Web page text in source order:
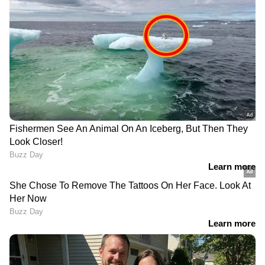
കുവൈത്തിൽ സുരക്ഷാ
പരിശോധന ശക്തം;
താമസ-തൊഴിൽ
നിയമലംഘനങ്ങൾക്ക് 48
പ്രവാസികൾ അറസ്റ്റിൽ
'സ്ഫിങ്ക്‌സി’നെ ഓർമ്മിപ്പിച്ച്
ഹാഇലിലെ 'അബുൽ
ഹൗൾ' പർവ്വതം; അജാ
പർവ്വതനിരകളിൽ
പ്രകൃതിയൊരുക്കിയ
ദുബായിൽ നിന്ന് പറന്ന
വിമാനത്തിൽ
തൊട്ടടുത്തിരുന്ന
യുഎഇയിൽ സർക്കാർ,
സ്വകാര്യ മേഖലകൾക്ക്
ശമ്പളത്തോടുകൂടിയ